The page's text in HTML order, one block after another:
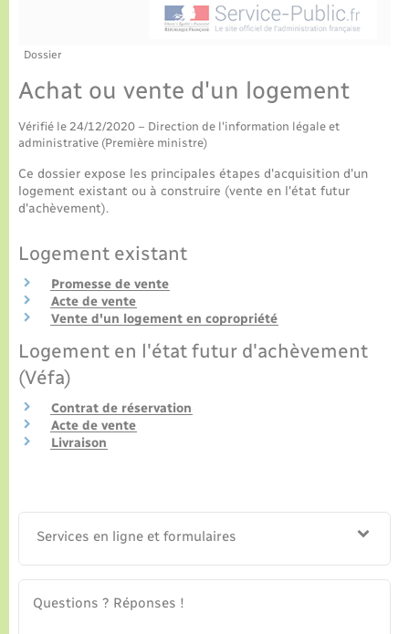
La gazette – Bulletin municipal
Actualités
Agenda
Concessions funéraires
Collecte des déchets
Usages à respecter (bruit, brûlage, élagage)
Sécurité - Prévention
Seniors
Transports
Numérique
Aides à l’habitat
Tourisme
Urbanisme et travaux
Voirie et espace public
Nous contacter
Dossier
Achat ou vente d'un logement
Vérifié le 24/12/2020 – Direction de l'information légale et
administrative (Première ministre)
Ce dossier expose les principales étapes d'acquisition d'un
logement existant ou à construire (vente en l'état futur
d'achèvement).
Logement existant
Promesse de vente
Acte de vente
Vente d'un logement en copropriété
Logement en l'état futur d'achèvement
(Véfa)
Contrat de réservation
Acte de vente
Livraison
Services en ligne et formulaires
Questions ? Réponses !